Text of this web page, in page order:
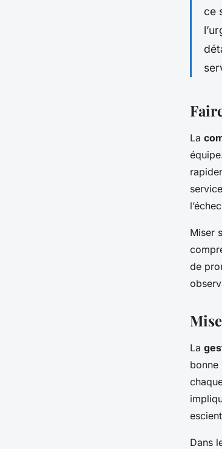
ce
La
Miser
de
La
bonne
Dans